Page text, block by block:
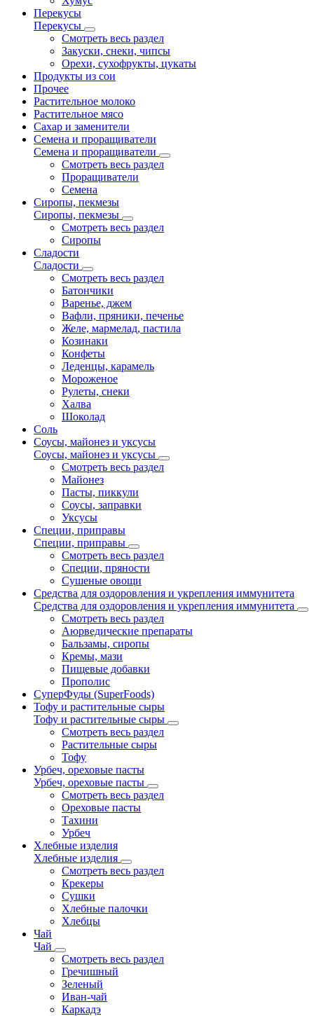
Перекусы
Перекусы
Смотреть весь раздел
Закуски, снеки, чипсы
Орехи, сухофрукты, цукаты
Продукты из сои
Прочее
Растительное молоко
Растительное мясо
Сахар и заменители
Семена и проращиватели
Семена и проращиватели
Смотреть весь раздел
Проращиватели
Семена
Сиропы, пекмезы
Сиропы, пекмезы
Смотреть весь раздел
Сиропы
Сладости
Сладости
Смотреть весь раздел
Батончики
Варенье, джем
Вафли, пряники, печенье
Желе, мармелад, пастила
Козинаки
Конфеты
Леденцы, карамель
Мороженое
Рулеты, снеки
Халва
Шоколад
Соль
Соусы, майонез и уксусы
Соусы, майонез и уксусы
Смотреть весь раздел
Майонез
Пасты, пиккули
Соусы, заправки
Уксусы
Специи, приправы
Специи, приправы
Смотреть весь раздел
Специи, пряности
Сушеные овощи
Средства для оздоровления и укрепления иммунитета
Средства для оздоровления и укрепления иммунитета
Смотреть весь раздел
Аюрведические препараты
Бальзамы, сиропы
Кремы, мази
Пищевые добавки
Прополис
СуперФуды (SuperFoods)
Тофу и растительные сыры
Тофу и растительные сыры
Смотреть весь раздел
Растительные сыры
Тофу
Урбеч, ореховые пасты
Урбеч, ореховые пасты
Смотреть весь раздел
Ореховые пасты
Тахини
Урбеч
Хлебные изделия
Хлебные изделия
Смотреть весь раздел
Крекеры
Сушки
Хлебные палочки
Хлебцы
Чай
Чай
Смотреть весь раздел
Гречишный
Зеленый
Иван-чай
Каркадэ